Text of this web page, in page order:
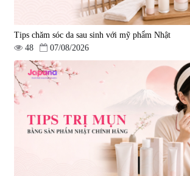
Tips chăm sóc da sau sinh với mỹ phẩm Nhật
48
07/08/2026